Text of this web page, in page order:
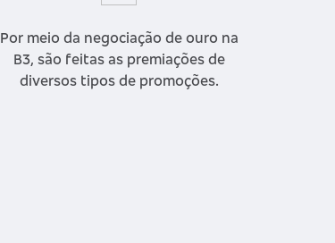
Por meio da negociação de ouro na
B3, são feitas as premiações de
diversos tipos de promoções.